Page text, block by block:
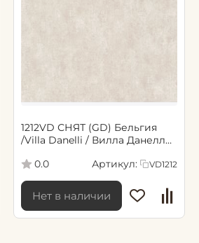
1212VD СНЯТ (GD) Бельгия
/Villa Danelli / Вилла Данелли
(6)0.0 Артикул: VD1212
Нет в наличии